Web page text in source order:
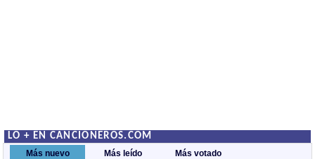
LO + EN CANCIONEROS.COM
Más nuevo Más leído Más votado